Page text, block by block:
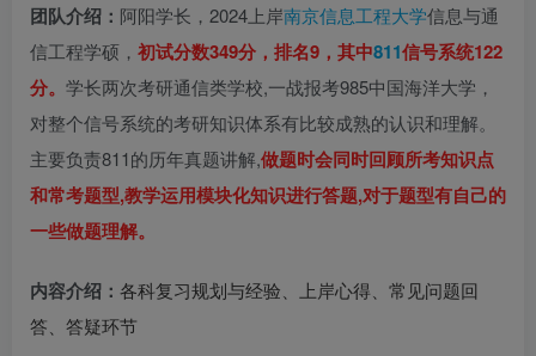
团队介绍： 阿阳学长，2024上岸南京信息工程大学信息与通
信工程学硕， 初试分数349分，排名9，其中811信号系统122
分。 学长两次考研通信类学校,一战报考985中国海洋大学，
对整个信号系统的考研知识体系有比较成熟的认识和理解。
主要负责811的历年真题讲解,做题时会同时回顾所考知识点
和常考题型,教学运用模块化知识进行答题,对于题型有自己的
一些做题理解。
内容介绍： 各科复习规划与经验、上岸心得、常见问题回
答、答疑环节